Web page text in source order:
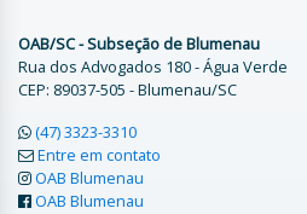
OAB/SC - Subseção de Blumenau
Rua dos Advogados 180 - Água Verde
CEP: 89037-505 - Blumenau/SC
(47) 3323-3310
Entre em contato
OAB Blumenau
OAB Blumenau